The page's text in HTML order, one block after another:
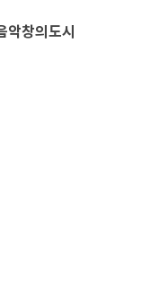
악창의도시